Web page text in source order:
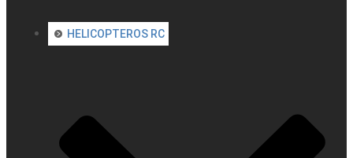
HELICOPTEROS RC